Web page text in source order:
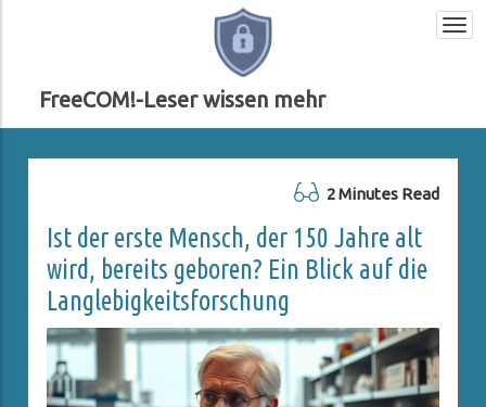
FreeCOM!-Leser wissen mehr
2 Minutes Read
Ist der erste Mensch, der 150 Jahre alt
wird, bereits geboren? Ein Blick auf die
Langlebigkeitsforschung